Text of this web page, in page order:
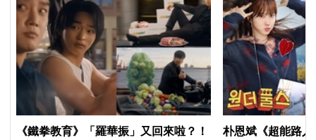
《鐵拳教育》「羅華振」又回來啦？！
朴恩斌《超能路